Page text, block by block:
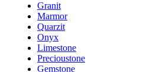
Granit
Marmor
Quarzit
Onyx
Limestone
Precioustone
Gemstone